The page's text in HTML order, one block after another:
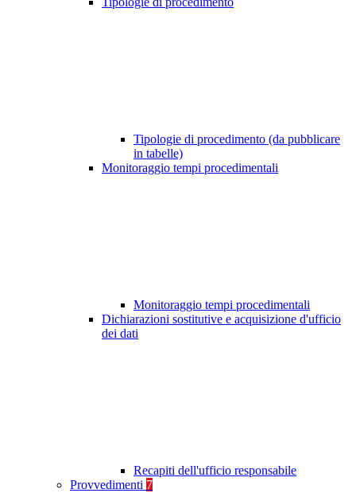
Tipologie di procedimento (da pubblicare
in tabelle)
Monitoraggio tempi procedimentali
Monitoraggio tempi procedimentali
Dichiarazioni sostitutive e acquisizione d'ufficio
dei dati
Recapiti dell'ufficio responsabile
Provvedimenti 7